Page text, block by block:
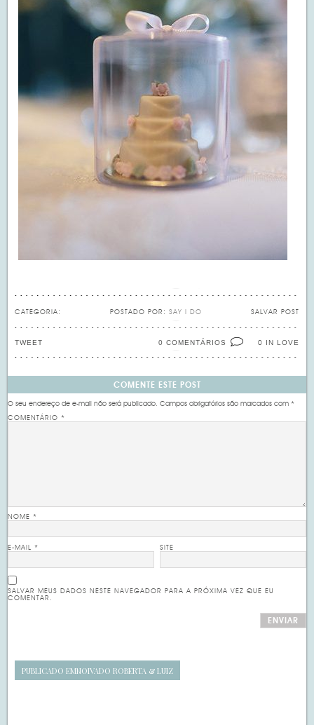
CATEGORIA: SALVAR POST
POSTADO POR: SAY I DO
0 IN LOVE
0 COMENTÁRIOS
TWEET
COMENTE ESTE POST
O seu endereço de e-mail não será publicado. Campos obrigatórios são marcados com*
COMENTÁRIO*
NOME*
E-MAIL* SITE
SALVAR MEUS DADOS NESTE NAVEGADOR PARA A PRÓXIMA VEZ QUE EU
COMENTAR.
PUBLICADO EMNOIVADO ROBERTA & LUIZ